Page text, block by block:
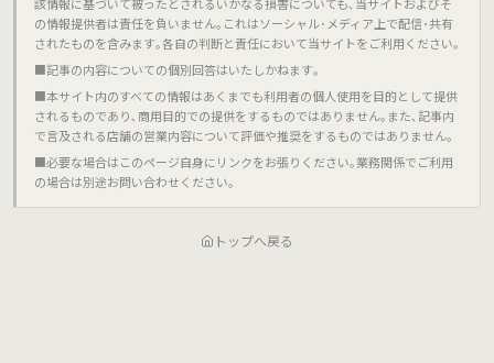
の情報提供者は責任を負いません｡これはソーシャル･メディア上で配信･共有
されたものを含みます｡各自の判断と責任において当サイトをご利用ください｡
■記事の内容についての個別回答はいたしかねます｡
■本サイト内のすべての情報はあくまでも利用者の個人使用を目的として提供
されるものであり､商用目的での提供をするものではありません｡また､記事内
で言及される店舗の営業内容について評価や推奨をするものではありません｡
■必要な場合はこのページ自身にリンクをお張りください｡業務関係でご利用
の場合は別途お問い合わせください｡
トップへ戻る